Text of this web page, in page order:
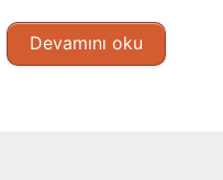
Devamını oku